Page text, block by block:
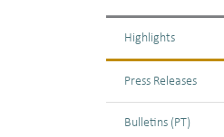
Highlights
Press Releases
Bulletins (PT)